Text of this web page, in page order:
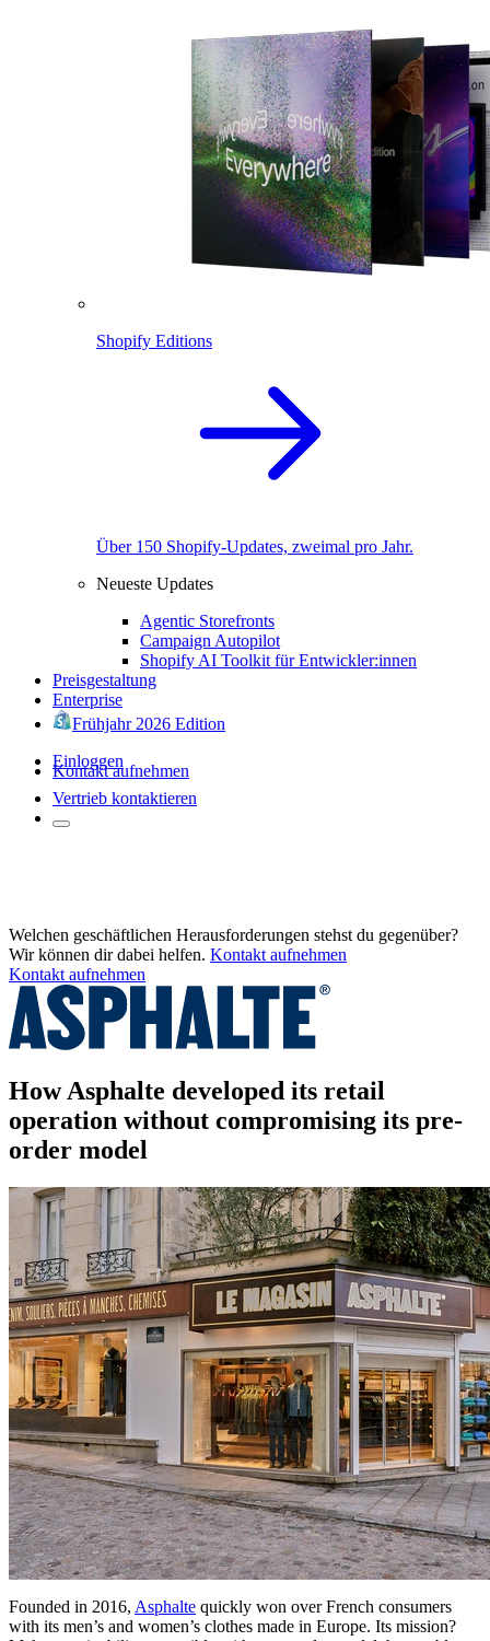
Shopify Editions
Über 150 Shopify-Updates, zweimal pro Jahr.
Neueste Updates
Agentic Storefronts
Campaign Autopilot
Shopify AI Toolkit für Entwickler:innen
Preisgestaltung
Enterprise
Frühjahr 2026 Edition
Einloggen
Kontakt aufnehmen
Vertrieb kontaktieren
Welchen geschäftlichen Herausforderungen stehst du gegenüber?
Wir können dir dabei helfen. Kontakt aufnehmen
Kontakt aufnehmen
How Asphalte developed its retail
operation without compromising its pre-
order model
Founded in 2016, Asphalte quickly won over French consumers
with its men’s and women’s clothes made in Europe. Its mission?